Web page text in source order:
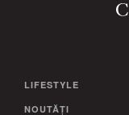
LIFESTYLE
NOUTĂȚI